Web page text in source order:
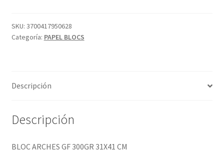
CM
cantidad
SKU: 3700417950628
Categoría: PAPEL BLOCS
Descripción
Descripción
BLOC ARCHES GF 300GR 31X41 CM